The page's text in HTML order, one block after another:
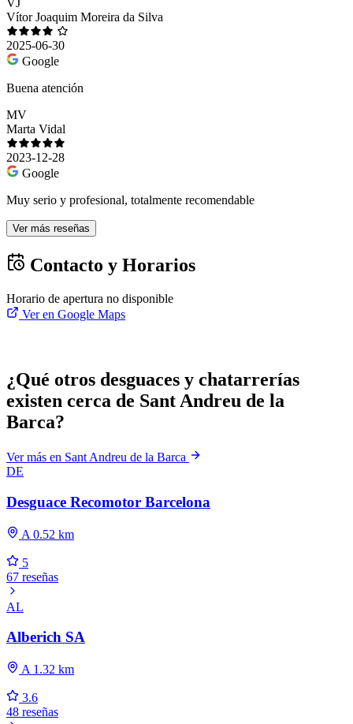
VJ
Vítor Joaquim Moreira da Silva
2025-06-30
Google
Buena atención
MV
Marta Vidal
2023-12-28
Google
Muy serio y profesional, totalmente recomendable
Ver más reseñas
Contacto y Horarios
Horario de apertura no disponible
Ver en Google Maps
¿Qué otros desguaces y chatarrerías
existen cerca de Sant Andreu de la
Barca?
Ver más en Sant Andreu de la Barca
DE
Desguace Recomotor Barcelona
A 0.52 km
5
67 reseñas
AL
Alberich SA
A 1.32 km
3.6
48 reseñas